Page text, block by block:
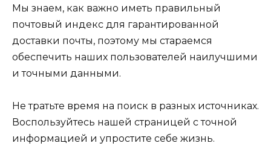
Мы знаем, как важно иметь правильный
почтовый индекс для гарантированной
доставки почты, поэтому мы стараемся
обеспечить наших пользователей наилучшими
и точными данными.
Не тратьте время на поиск в разных источниках.
Воспользуйтесь нашей страницей с точной
информацией и упростите себе жизнь.